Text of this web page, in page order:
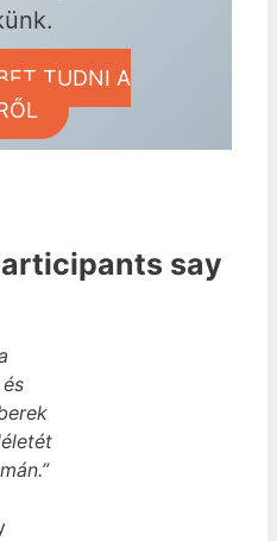
TUDNI A
say